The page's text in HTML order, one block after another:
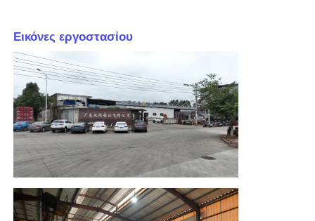
Προφίλ Κουζίνας Αλουμινίου
Σχεδιαγράμματα παραθύρων αλουμινίου
Προφίλ πόρτας από αλουμίνιο
Βιομηχανική εκτόξευση αλουμινίου
Εικόνες εργοστασίου